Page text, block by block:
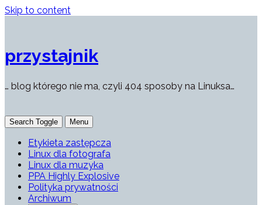
Skip to content
przystajnik
… blog którego nie ma, czyli 404 sposoby na Linuksa…
Search Toggle Menu
Etykieta zastępcza
Linux dla fotografa
Linux dla muzyka
PPA Highly Explosive
Polityka prywatności
Archiwum